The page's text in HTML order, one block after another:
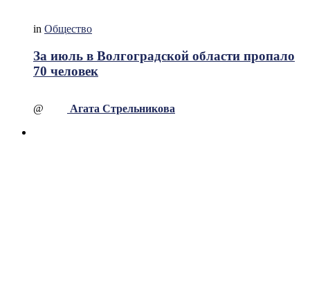
in Общество
За июль в Волгоградской области пропало
70 человек
@ Агата Стрельникова